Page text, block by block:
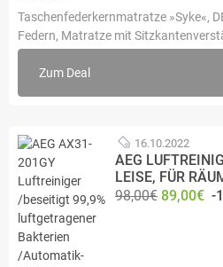
Taschenfederkernmatratze »Syke«,
Federn, Matratze mit
Zum Deal
16.10.2022
AEG
LEISE, FÜR
98,00€ 89,00€ -